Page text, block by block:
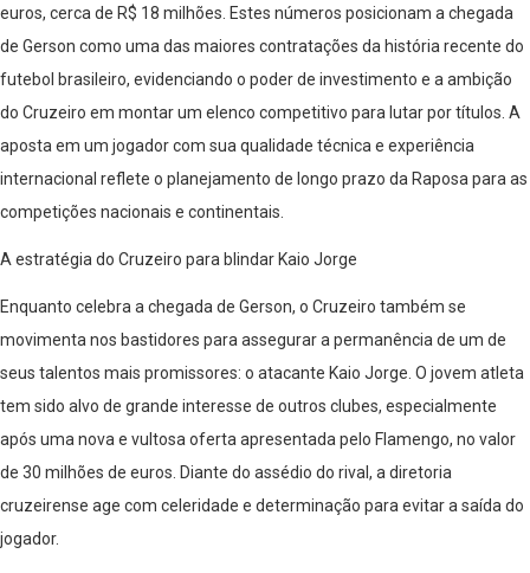
euros, cerca de R$ 18 milhões. Estes números posicionam a chegada
de Gerson como uma das maiores contratações da história recente do
futebol brasileiro, evidenciando o poder de investimento e a ambição
do Cruzeiro em montar um elenco competitivo para lutar por títulos. A
aposta em um jogador com sua qualidade técnica e experiência
internacional reflete o planejamento de longo prazo da Raposa para as
competições nacionais e continentais.
A estratégia do Cruzeiro para blindar Kaio Jorge
Enquanto celebra a chegada de Gerson, o Cruzeiro também se
movimenta nos bastidores para assegurar a permanência de um de
seus talentos mais promissores: o atacante Kaio Jorge. O jovem atleta
tem sido alvo de grande interesse de outros clubes, especialmente
após uma nova e vultosa oferta apresentada pelo Flamengo, no valor
de 30 milhões de euros. Diante do assédio do rival, a diretoria
cruzeirense age com celeridade e determinação para evitar a saída do
jogador.